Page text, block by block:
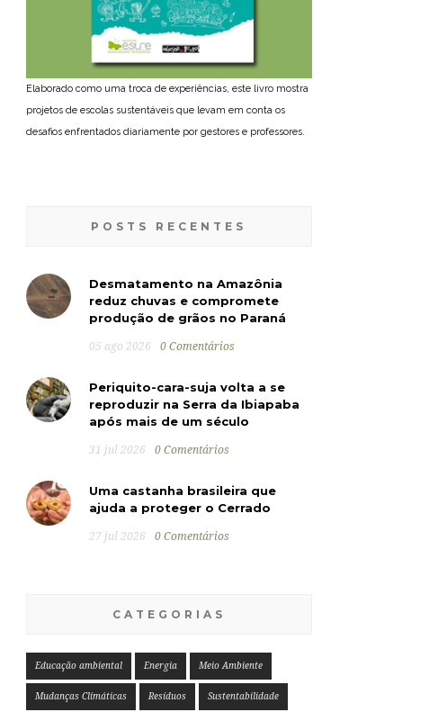
Elaborado como uma troca de experiências, este livro mostra
projetos de escolas sustentáveis que levam em conta os
desafios enfrentados diariamente por gestores e professores.
POSTS RECENTES
Desmatamento na Amazônia
reduz chuvas e compromete
produção de grãos no Paraná
05 ago 2026 0 Comentários
Periquito-cara-suja volta a se
reproduzir na Serra da Ibiapaba
após mais de um século
31 jul 2026 0 Comentários
Uma castanha brasileira que
ajuda a proteger o Cerrado
27 jul 2026 0 Comentários
CATEGORIAS
Educação ambiental Energia Meio Ambiente
Mudanças Climáticas Resíduos Sustentabilidade